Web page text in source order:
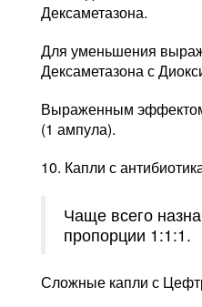
Дексаметазона.
Для уменьшения
Дексаметазона с
Выраженным эффектом
(1 ампула).
10. Капли с
Чаще всего
пропорции 1:1:1.
Сложные капли с